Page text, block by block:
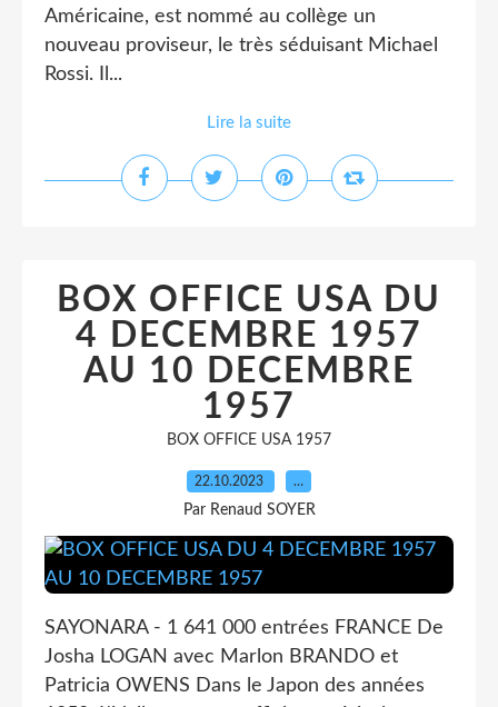
Américaine, est nommé au collège un
nouveau proviseur, le très séduisant Michael
Rossi. Il...
Lire la suite
BOX OFFICE USA DU
4 DECEMBRE 1957
AU 10 DECEMBRE
1957
BOX OFFICE USA 1957
22.10.2023 …
Par Renaud SOYER
SAYONARA - 1 641 000 entrées FRANCE De
Josha LOGAN avec Marlon BRANDO et
Patricia OWENS Dans le Japon des années